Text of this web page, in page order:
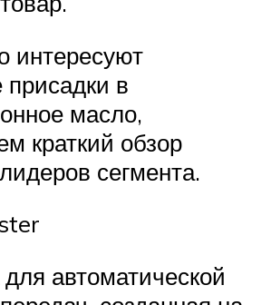
интересуют
в
масло,
краткий обзор
сегмента.
автоматической